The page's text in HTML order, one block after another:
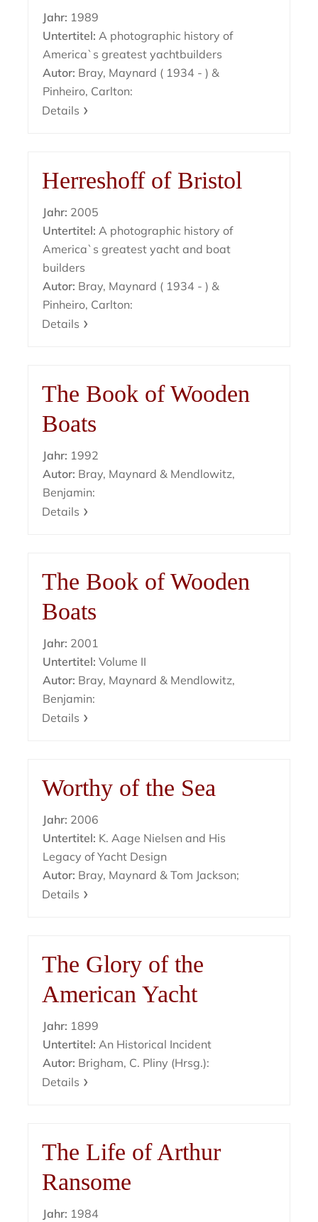
Jahr: 1989
Untertitel: A photographic history of
America`s greatest yachtbuilders
Autor: Bray, Maynard ( 1934 - ) &
Pinheiro, Carlton:
Details
Herreshoff of Bristol
Jahr: 2005
Untertitel: A photographic history of
America`s greatest yacht and boat
builders
Autor: Bray, Maynard ( 1934 - ) &
Pinheiro, Carlton:
Details
The Book of Wooden
Boats
Jahr: 1992
Autor: Bray, Maynard & Mendlowitz,
Benjamin:
Details
The Book of Wooden
Boats
Jahr: 2001
Untertitel: Volume II
Autor: Bray, Maynard & Mendlowitz,
Benjamin:
Details
Worthy of the Sea
Jahr: 2006
Untertitel: K. Aage Nielsen and His
Legacy of Yacht Design
Autor: Bray, Maynard & Tom Jackson;
Details
The Glory of the
American Yacht
Jahr: 1899
Untertitel: An Historical Incident
Autor: Brigham, C. Pliny (Hrsg.):
Details
The Life of Arthur
Ransome
Jahr: 1984